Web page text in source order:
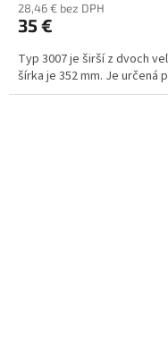
28,46 € bez DPH
35 €
Typ 3007 je širší z dvoch
šírka je 352 mm. Je určená